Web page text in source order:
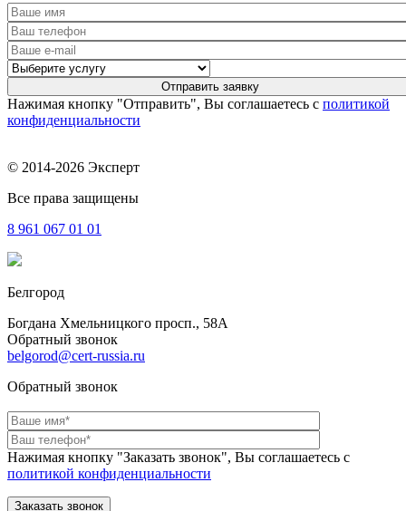
Нажимая кнопку "Отправить", Вы соглашаетесь с политикой
конфиденциальности
© 2014-2026 Эксперт
Все права защищены
8 961 067 01 01
Белгород
Богдана Хмельницкого просп., 58А
Обратный звонок
belgorod@cert-russia.ru
Обратный звонок
Нажимая кнопку "Заказать звонок", Вы соглашаетесь с
политикой конфиденциальности